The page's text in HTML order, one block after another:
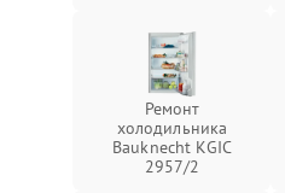
Ремонт
холодильника
Bauknecht KGIC
2957/2